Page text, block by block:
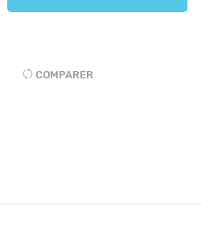
COMPARER